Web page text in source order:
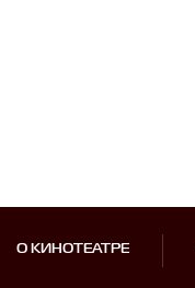
О КИНОТЕАТРЕ